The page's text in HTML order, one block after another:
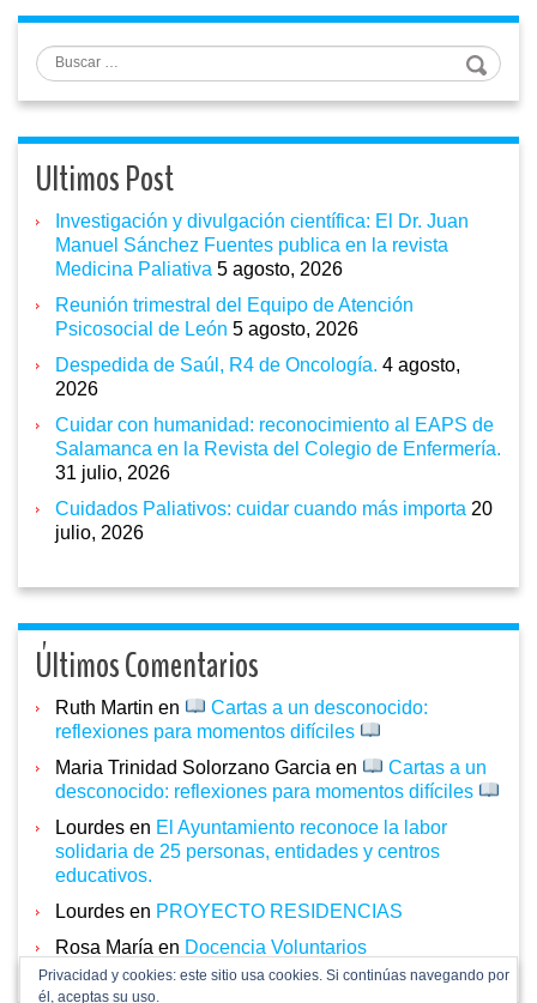
Buscar
Ultimos Post
Investigación y divulgación científica: El Dr. Juan
Manuel Sánchez Fuentes publica en la revista
Medicina Paliativa 5 agosto, 2026
Reunión trimestral del Equipo de Atención
Psicosocial de León 5 agosto, 2026
Despedida de Saúl, R4 de Oncología. 4 agosto,
2026
Cuidar con humanidad: reconocimiento al EAPS de
Salamanca en la Revista del Colegio de Enfermería.
31 julio, 2026
Cuidados Paliativos: cuidar cuando más importa 20
julio, 2026
Últimos Comentarios
Ruth Martin en
Cartas a un desconocido:
reflexiones para momentos difíciles
Maria Trinidad Solorzano Garcia en
Cartas a un
desconocido: reflexiones para momentos difíciles
Lourdes en El Ayuntamiento reconoce la labor
solidaria de 25 personas, entidades y centros
educativos.
Lourdes en PROYECTO RESIDENCIAS
Rosa María en Docencia Voluntarios
Privacidad y cookies: este sitio usa cookies. Si continúas navegando por
él, aceptas su uso.